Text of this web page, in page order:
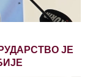
ЈЕ